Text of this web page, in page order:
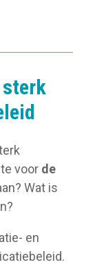
sterk
voor de
Wat is
en